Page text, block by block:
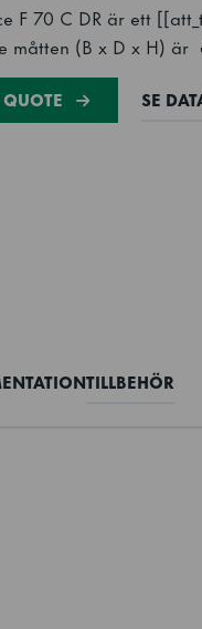
F 70 C DR är ett
måtten (B x D x H) är
SE
TILLBEHÖR